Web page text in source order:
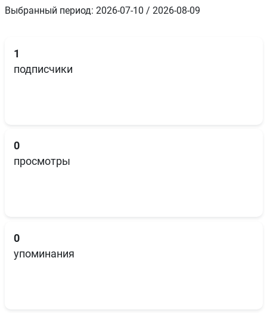
Выбранный период: 2026-07-10 / 2026-08-09
1
подписчики
0
просмотры
0
упоминания